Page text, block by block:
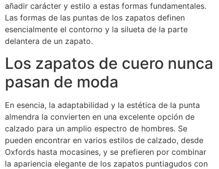
añadir carácter y estilo a estas formas fundamentales.
Las formas de las puntas de los zapatos definen
esencialmente el contorno y la silueta de la parte
delantera de un zapato.
Los zapatos de cuero nunca
pasan de moda
En esencia, la adaptabilidad y la estética de la punta
almendra la convierten en una excelente opción de
calzado para un amplio espectro de hombres. Se
pueden encontrar en varios estilos de calzado, desde
Oxfords hasta mocasines, y se prefieren por combinar
la apariencia elegante de los zapatos puntiagudos con